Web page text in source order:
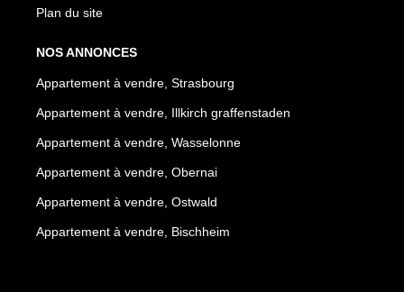
Plan du site
NOS ANNONCES
Appartement à vendre, Strasbourg
Appartement à vendre, Illkirch graffenstaden
Appartement à vendre, Wasselonne
Appartement à vendre, Obernai
Appartement à vendre, Ostwald
Appartement à vendre, Bischheim